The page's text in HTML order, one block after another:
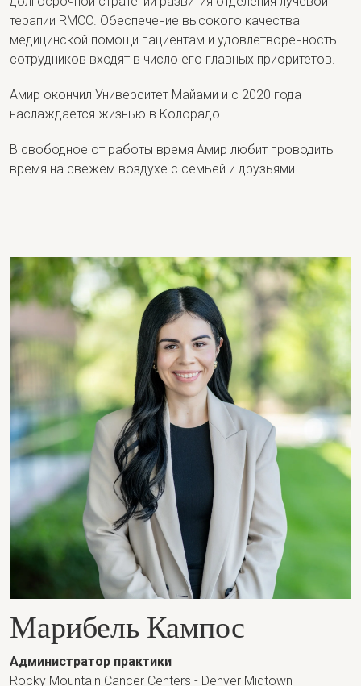
терапии RMCC. Обеспечение высокого качества
медицинской помощи пациентам и удовлетворённость
сотрудников входят в число его главных приоритетов.
Амир окончил Университет Майами и с 2020 года
наслаждается жизнью в Колорадо.
В свободное от работы время Амир любит проводить
время на свежем воздухе с семьёй и друзьями.
Марибель Кампос
Администратор практики
Rocky Mountain Cancer Centers - Denver Midtown